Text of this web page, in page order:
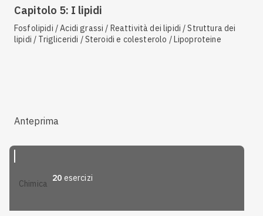
Capitolo 5: I lipidi
Fosfolipidi / Acidi grassi / Reattività dei lipidi / Struttura dei
lipidi / Trigliceridi / Steroidi e colesterolo / Lipoproteine
Anteprima
chimica
20 esercizi